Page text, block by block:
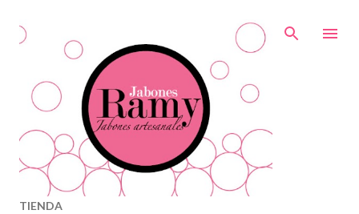
TIENDA